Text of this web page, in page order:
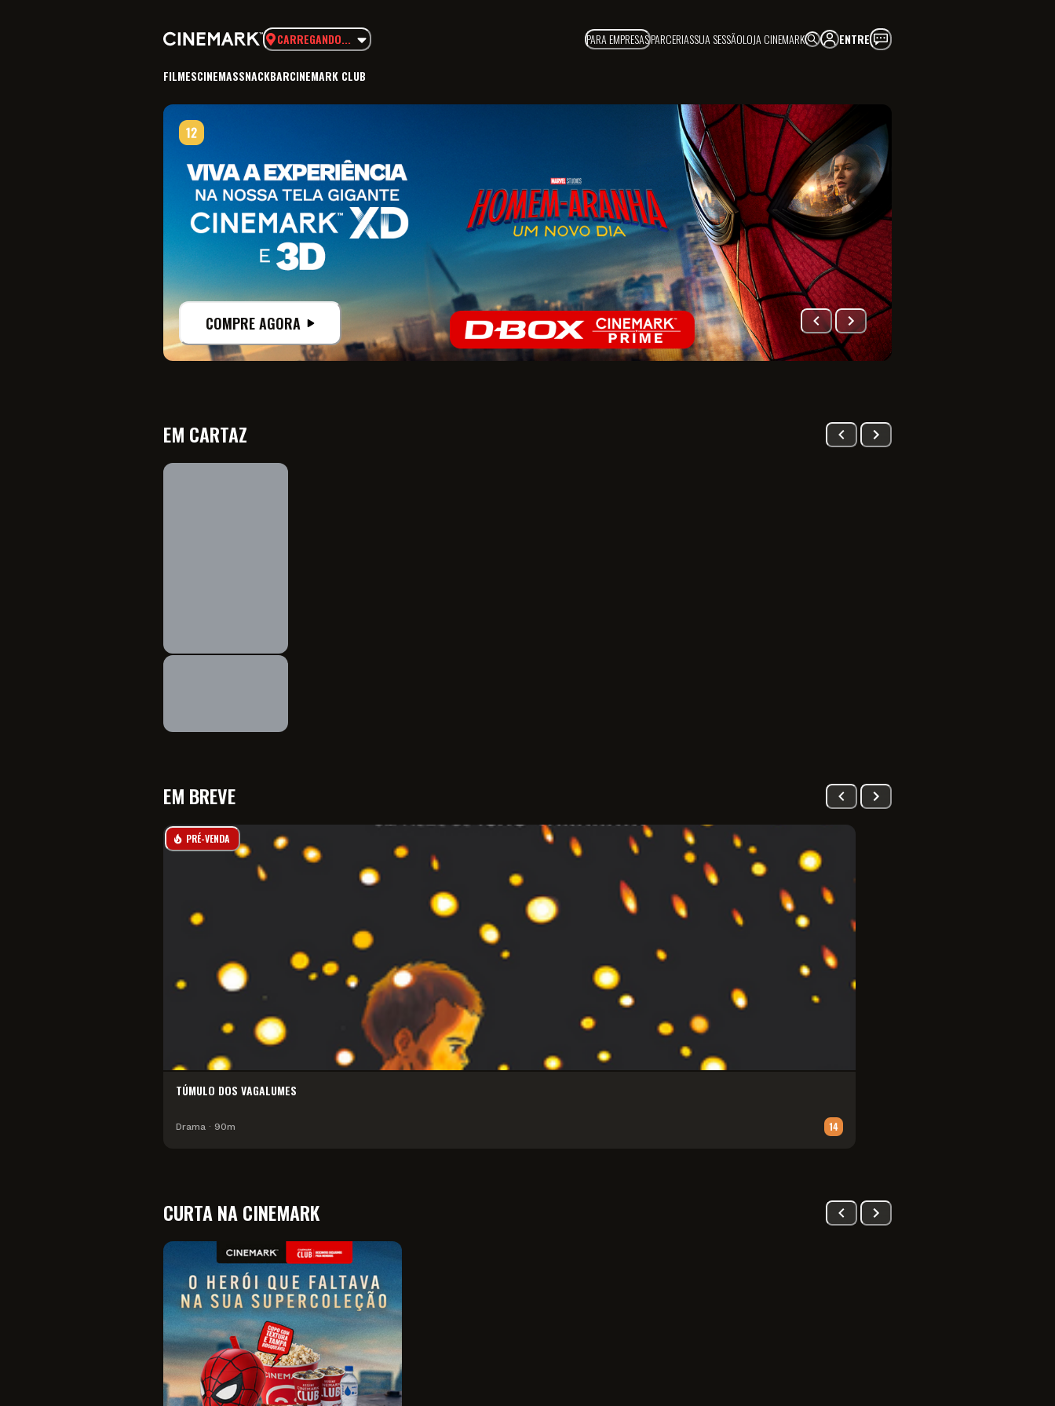
CARREGANDO... PARA EMPRESASPARCERIASSUA SESSÃOLOJA CINEMARK ENTRE
FILMESCINEMASSNACKBARCINEMARK CLUB
COMPRE AGORA
EM CARTAZ
EM BREVE
PRÉ-VENDA
TÚMULO DOS VAGALUMES
Drama ∙ 90m
CURTA NA CINEMARK